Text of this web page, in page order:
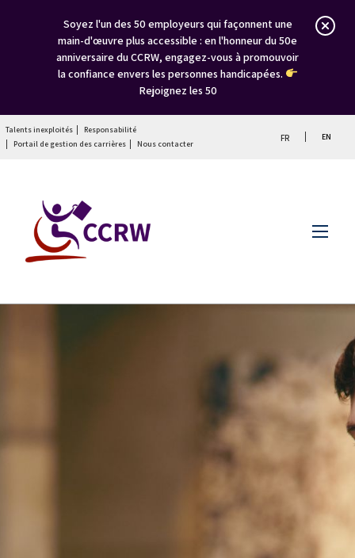
Soyez l'un des 50 employeurs qui façonnent une
main-d'œuvre plus accessible : en l'honneur du 50e
anniversaire du CCRW, engagez-vous à promouvoir
la confiance envers les personnes handicapées.
Rejoignez les 50
Talents inexploités
Responsabilité
Portail de gestion des carrières
Nous contacter
FR EN
Menu